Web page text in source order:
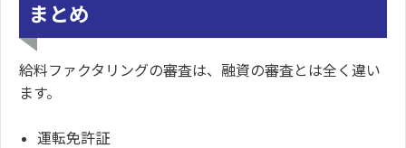
まとめ
給料ファクタリングの審査は、融資の審査とは全く違い
ます。
運転免許証